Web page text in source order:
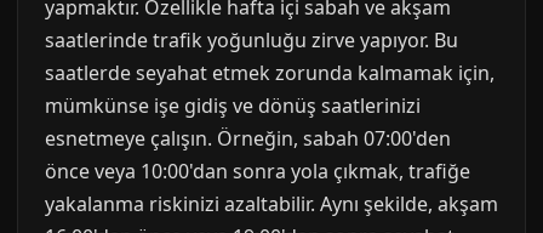
yapmaktır. Özellikle hafta içi sabah ve akşam
saatlerinde trafik yoğunluğu zirve yapıyor. Bu
saatlerde seyahat etmek zorunda kalmamak için,
mümkünse işe gidiş ve dönüş saatlerinizi
esnetmeye çalışın. Örneğin, sabah 07:00'den
önce veya 10:00'dan sonra yola çıkmak, trafiğe
yakalanma riskinizi azaltabilir. Aynı şekilde, akşam